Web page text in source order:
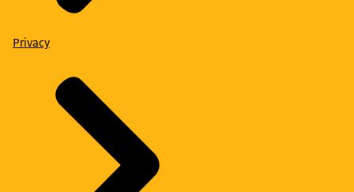
Privacy